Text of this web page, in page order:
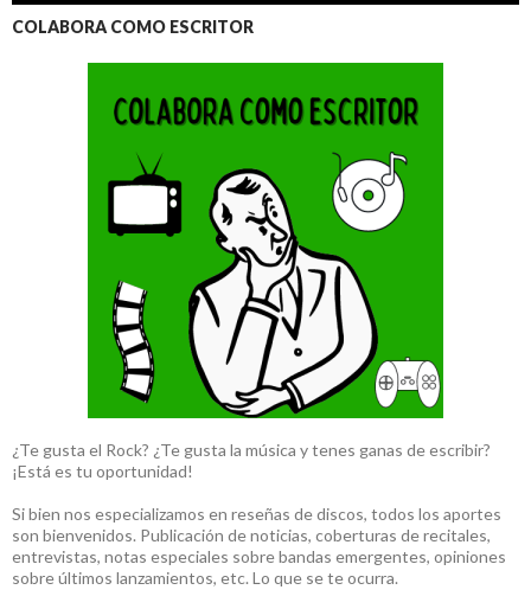
COLABORA COMO ESCRITOR
¿Te gusta el Rock? ¿Te gusta la música y tenes ganas de escribir?
¡Está es tu oportunidad!
Si bien nos especializamos en reseñas de discos, todos los aportes
son bienvenidos. Publicación de noticias, coberturas de recitales,
entrevistas, notas especiales sobre bandas emergentes, opiniones
sobre últimos lanzamientos, etc. Lo que se te ocurra.